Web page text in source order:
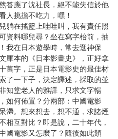
答應了沈社長，絕不能失信於他
人挑擔不吃力，嘿！
躺在搖籃上哇哇叫，我有責任照
資料哪兒尋？坐在寫字枱前，抽
我在日本遊學時，常去逛神保
庫本的《日本影畫史》，正好拿
萬字，正是日本電影史的最佳材
了一下子，決定譯述，採取的並
知堂老人的雅譯，只求文字暢
如何佈置？分兩部：中國電影
滯。想來想去，想不通，求諸煙
相互對比？即是說，二十年代，
國電影又怎麼了？隨後如此類